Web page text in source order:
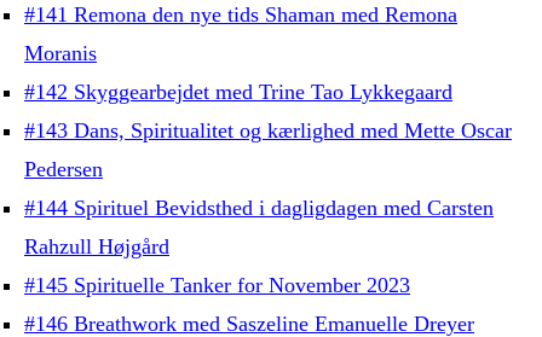
#141 Remona den nye tids Shaman med Remona
Moranis
#142 Skyggearbejdet med Trine Tao Lykkegaard
#143 Dans, Spiritualitet og kærlighed med Mette Oscar
Pedersen
#144 Spirituel Bevidsthed i dagligdagen med Carsten
Rahzull Højgård
#145 Spirituelle Tanker for November 2023
#146 Breathwork med Saszeline Emanuelle Dreyer